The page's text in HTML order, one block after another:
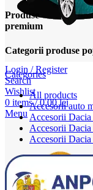
Login / Register
Search
Wishlist
0 items / 0,00lei
Menu
Produse
premium
Categorii produse
Categories
All products
Accesorii auto
Accesorii
Accesorii Dacia
Accesorii